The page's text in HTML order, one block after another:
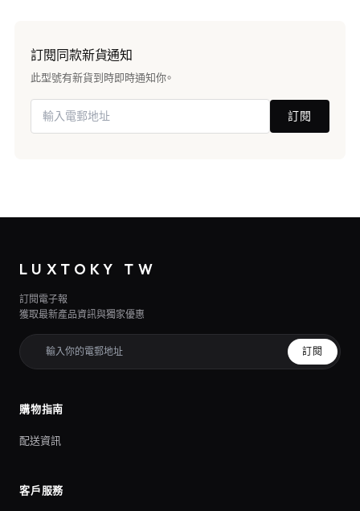
訂閱同款新貨通知
此型號有新貨到時即時通知你。
訂閱
LUXTOKY TW
訂閱電子報
獲取最新產品資訊與獨家優惠
訂閱
購物指南
配送資訊
客戶服務